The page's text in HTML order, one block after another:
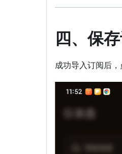
四、保
成功导入订阅后